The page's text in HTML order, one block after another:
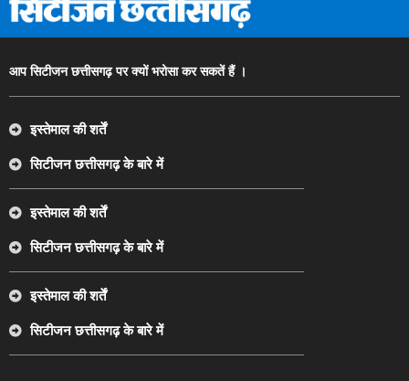
आप सिटीजन छत्तीसगढ़ पर क्यों भरोसा कर सकतें हैं ।
इस्तेमाल की शर्तें
सिटीजन छत्तीसगढ़ के बारे में
इस्तेमाल की शर्तें
सिटीजन छत्तीसगढ़ के बारे में
इस्तेमाल की शर्तें
सिटीजन छत्तीसगढ़ के बारे में